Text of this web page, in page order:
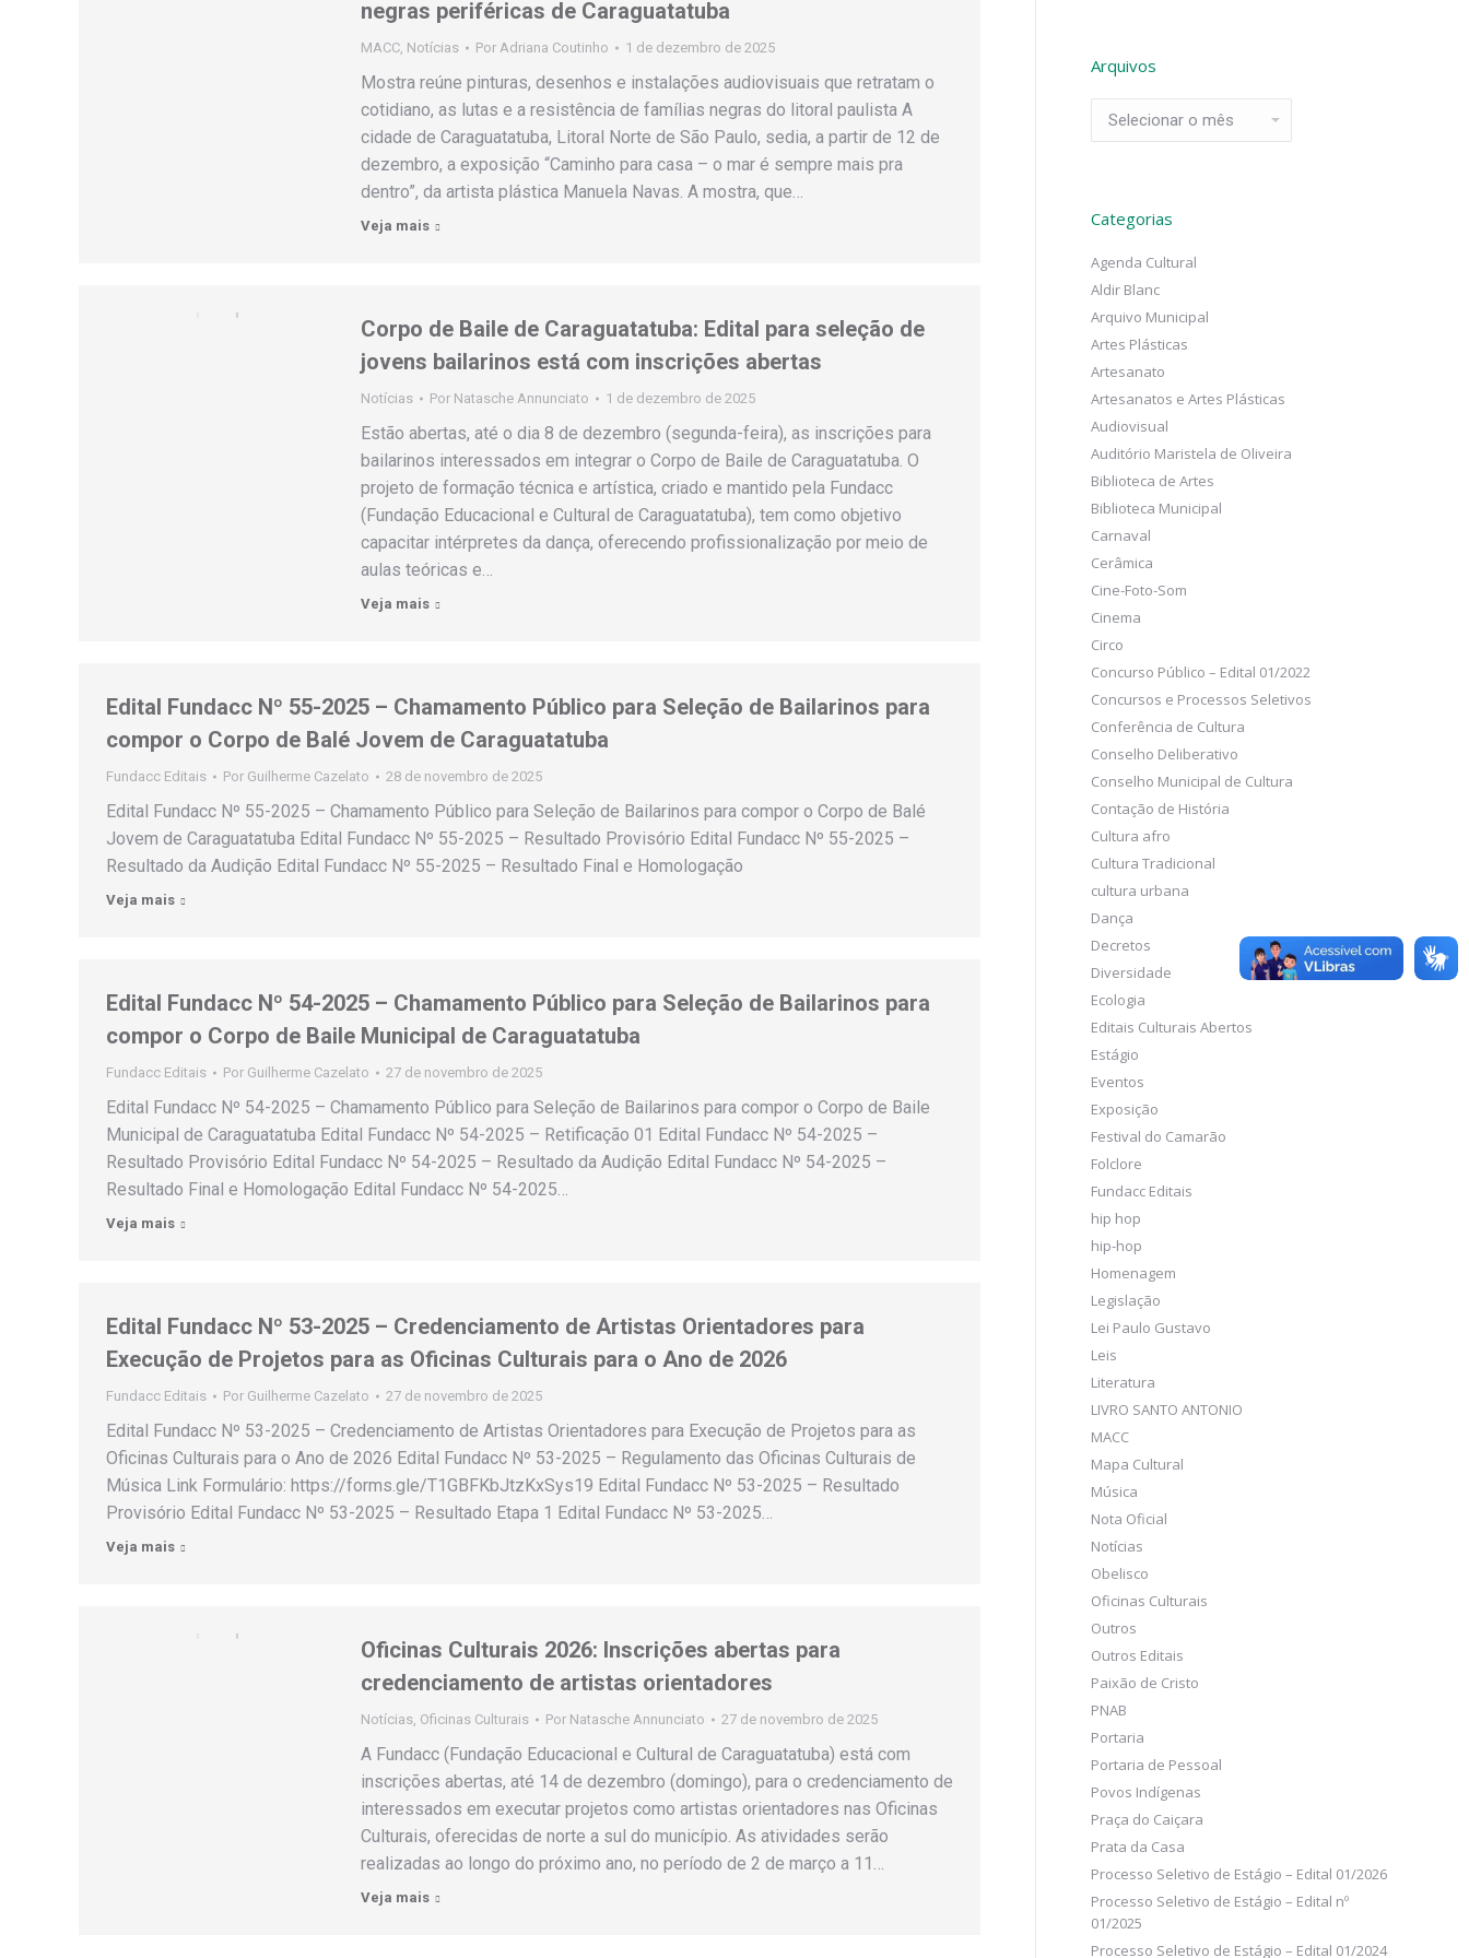
negras periféricas de Caraguatatuba
MACC, Notícias Por Adriana Coutinho 1 de dezembro de 2025
Mostra reúne pinturas, desenhos e instalações audiovisuais que retratam o
cotidiano, as lutas e a resistência de famílias negras do litoral paulista A
cidade de Caraguatatuba, Litoral Norte de São Paulo, sedia, a partir de 12 de
dezembro, a exposição “Caminho para casa – o mar é sempre mais pra
dentro”, da artista plástica Manuela Navas. A mostra, que…
Veja mais
Corpo de Baile de Caraguatatuba: Edital para seleção de
jovens bailarinos está com inscrições abertas
Notícias Por Natasche Annunciato 1 de dezembro de 2025
Estão abertas, até o dia 8 de dezembro (segunda-feira), as inscrições para
bailarinos interessados em integrar o Corpo de Baile de Caraguatatuba. O
projeto de formação técnica e artística, criado e mantido pela Fundacc
(Fundação Educacional e Cultural de Caraguatatuba), tem como objetivo
capacitar intérpretes da dança, oferecendo profissionalização por meio de
aulas teóricas e…
Veja mais
Edital Fundacc Nº 55-2025 – Chamamento Público para Seleção de Bailarinos para
compor o Corpo de Balé Jovem de Caraguatatuba
Fundacc Editais Por Guilherme Cazelato 28 de novembro de 2025
Edital Fundacc Nº 55-2025 – Chamamento Público para Seleção de Bailarinos para compor o Corpo de Balé
Jovem de Caraguatatuba Edital Fundacc Nº 55-2025 – Resultado Provisório Edital Fundacc Nº 55-2025 –
Resultado da Audição Edital Fundacc Nº 55-2025 – Resultado Final e Homologação
Veja mais
Edital Fundacc Nº 54-2025 – Chamamento Público para Seleção de Bailarinos para
compor o Corpo de Baile Municipal de Caraguatatuba
Fundacc Editais Por Guilherme Cazelato 27 de novembro de 2025
Edital Fundacc Nº 54-2025 – Chamamento Público para Seleção de Bailarinos para compor o Corpo de Baile
Municipal de Caraguatatuba Edital Fundacc Nº 54-2025 – Retificação 01 Edital Fundacc Nº 54-2025 –
Resultado Provisório Edital Fundacc Nº 54-2025 – Resultado da Audição Edital Fundacc Nº 54-2025 –
Resultado Final e Homologação Edital Fundacc Nº 54-2025…
Veja mais
Edital Fundacc Nº 53-2025 – Credenciamento de Artistas Orientadores para
Execução de Projetos para as Oficinas Culturais para o Ano de 2026
Fundacc Editais Por Guilherme Cazelato 27 de novembro de 2025
Edital Fundacc Nº 53-2025 – Credenciamento de Artistas Orientadores para Execução de Projetos para as
Oficinas Culturais para o Ano de 2026 Edital Fundacc Nº 53-2025 – Regulamento das Oficinas Culturais de
Música Link Formulário: https://forms.gle/T1GBFKbJtzKxSys19 Edital Fundacc Nº 53-2025 – Resultado
Provisório Edital Fundacc Nº 53-2025 – Resultado Etapa 1 Edital Fundacc Nº 53-2025…
Veja mais
Oficinas Culturais 2026: Inscrições abertas para
credenciamento de artistas orientadores
Notícias, Oficinas Culturais Por Natasche Annunciato 27 de novembro de 2025
A Fundacc (Fundação Educacional e Cultural de Caraguatatuba) está com
inscrições abertas, até 14 de dezembro (domingo), para o credenciamento de
interessados em executar projetos como artistas orientadores nas Oficinas
Culturais, oferecidas de norte a sul do município. As atividades serão
realizadas ao longo do próximo ano, no período de 2 de março a 11…
Veja mais
Arquivos
Categorias
Agenda Cultural
Aldir Blanc
Arquivo Municipal
Artes Plásticas
Artesanato
Artesanatos e Artes Plásticas
Audiovisual
Auditório Maristela de Oliveira
Biblioteca de Artes
Biblioteca Municipal
Carnaval
Cerâmica
Cine-Foto-Som
Cinema
Circo
Concurso Público – Edital 01/2022
Concursos e Processos Seletivos
Conferência de Cultura
Conselho Deliberativo
Conselho Municipal de Cultura
Contação de História
Cultura afro
Cultura Tradicional
cultura urbana
Dança
Decretos
Diversidade
Ecologia
Editais Culturais Abertos
Estágio
Eventos
Exposição
Festival do Camarão
Folclore
Fundacc Editais
hip hop
hip-hop
Homenagem
Legislação
Lei Paulo Gustavo
Leis
Literatura
LIVRO SANTO ANTONIO
MACC
Mapa Cultural
Música
Nota Oficial
Notícias
Obelisco
Oficinas Culturais
Outros
Outros Editais
Paixão de Cristo
PNAB
Portaria
Portaria de Pessoal
Povos Indígenas
Praça do Caiçara
Prata da Casa
Processo Seletivo de Estágio – Edital 01/2026
Processo Seletivo de Estágio – Edital nº
01/2025
Processo Seletivo de Estágio – Edital 01/2024